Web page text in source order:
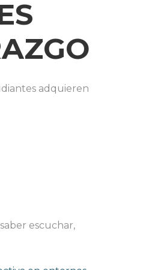
adquieren
escuchar,